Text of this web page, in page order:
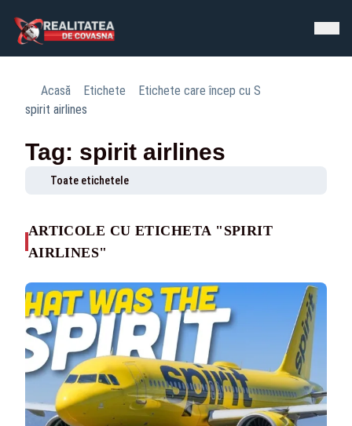
Acasă Etichete
Etichete care încep cu S
spirit airlines
Tag: spirit airlines
Toate etichetele
ARTICOLE CU ETICHETA "SPIRIT
AIRLINES"